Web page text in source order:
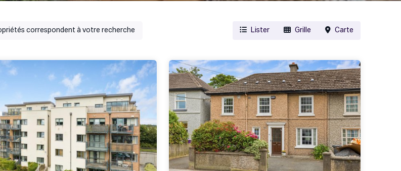
correspondent à votre recherche Lister Grille Carte